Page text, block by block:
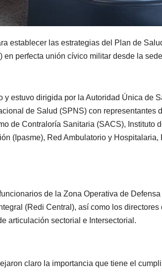
establecer las estrategias del Plan de
perfecta unión cívico militar desde la
estuvo dirigida por la Autoridad Única de
de Salud (SPNS) con representantes
de Contraloría Sanitaria (SACS), Instituto
(Ipasme), Red Ambulatorio y Hospitalaria,
de la Zona Operativa de Defensa
(Redi Central), así como los directores
articulación sectorial e Intersectorial.
claro la importancia que tiene el